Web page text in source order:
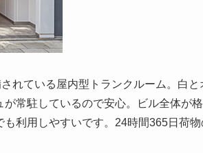
れている屋内型トランクルーム。白と
常駐しているので安心。ビル全体が
利用しやすいです。24時間365日荷物